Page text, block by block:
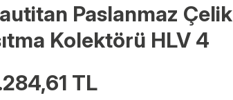
Paslanmaz Çelik
Kolektörü HLV 4
TL